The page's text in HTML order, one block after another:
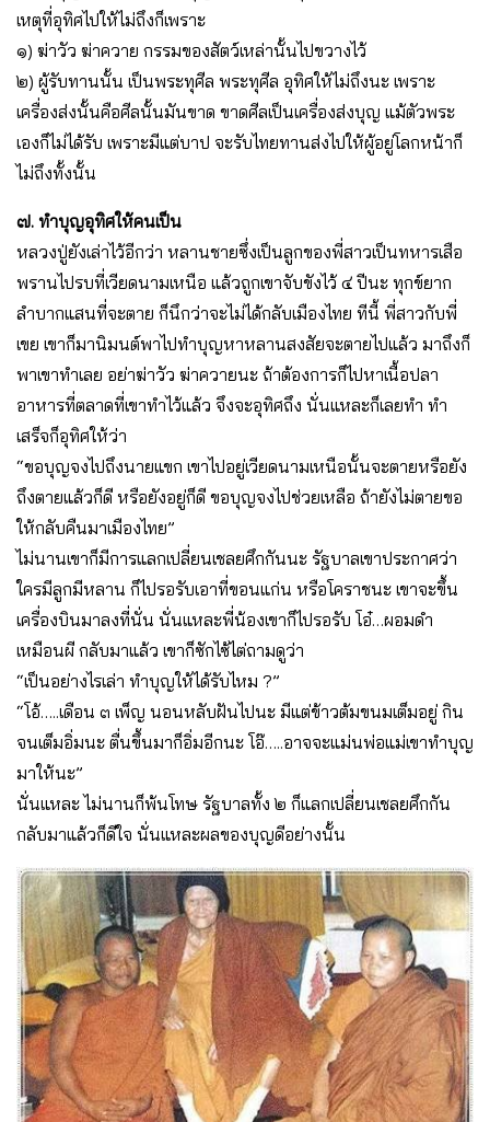
เหตุที่อุทิศไปให้ไม่ถึงก็เพราะ
๑) ฆ่าวัว ฆ่าควาย กรรมของสัตว์เหล่านั้นไปขวางไว้
๒) ผู้รับทานนั้น เป็นพระทุศีล พระทุศีล อุทิศให้ไม่ถึงนะ เพราะ
เครื่องส่งนั้นคือศีลนั้นมันขาด ขาดศีลเป็นเครื่องส่งบุญ แม้ตัวพระ
เองก็ไม่ได้รับ เพราะมีแต่บาป จะรับไทยทานส่งไปให้ผู้อยู่โลกหน้าก็
ไม่ถึงทั้งนั้น
๗. ทำบุญอุทิศให้คนเป็น
หลวงปู่ยังเล่าไว้อีกว่า หลานชายซึ่งเป็นลูกของพี่สาวเป็นทหารเสือ
พรานไปรบที่เวียดนามเหนือ แล้วถูกเขาจับขังไว้ ๔ ปีนะ ทุกข์ยาก
ลำบากแสนที่จะตาย ก็นึกว่าจะไม่ได้กลับเมืองไทย ทีนี้ พี่สาวกับพี่
เขย เขาก็มานิมนต์พาไปทำบุญหาหลานสงสัยจะตายไปแล้ว มาถึงก็
พาเขาทำเลย อย่าฆ่าวัว ฆ่าควายนะ ถ้าต้องการก็ไปหาเนื้อปลา
อาหารที่ตลาดที่เขาทำไว้แล้ว จึงจะอุทิศถึง นั่นแหละก็เลยทำ ทำ
เสร็จก็อุทิศให้ว่า
“ขอบุญจงไปถึงนายแขก เขาไปอยู่เวียดนามเหนือนั้นจะตายหรือยัง
ถึงตายแล้วก็ดี หรือยังอยู่ก็ดี ขอบุญจงไปช่วยเหลือ ถ้ายังไม่ตายขอ
ให้กลับคืนมาเมืองไทย”
ไม่นานเขาก็มีการแลกเปลี่ยนเชลยศึกกันนะ รัฐบาลเขาประกาศว่า
ใครมีลูกมีหลาน ก็ไปรอรับเอาที่ขอนแก่น หรือโคราชนะ เขาจะขึ้น
เครื่องบินมาลงที่นั่น นั่นแหละพี่น้องเขาก็ไปรอรับ โอ๋…ผอมดำ
เหมือนผี กลับมาแล้ว เขาก็ซักไซ้ไต่ถามดูว่า
“เป็นอย่างไรเล่า ทำบุญให้ได้รับไหม ?”
“โอ้…..เดือน ๓ เพ็ญ นอนหลับฝันไปนะ มีแต่ข้าวต้มขนมเต็มอยู่ กิน
จนเต็มอิ่มนะ ตื่นขึ้นมาก็อิ่มอีกนะ โอ๊…..อาจจะแม่นพ่อแม่เขาทำบุญ
มาให้นะ”
นั่นแหละ ไม่นานก็พ้นโทษ รัฐบาลทั้ง ๒ ก็แลกเปลี่ยนเชลยศึกกัน
กลับมาแล้วก็ดีใจ นั่นแหละผลของบุญดีอย่างนั้น